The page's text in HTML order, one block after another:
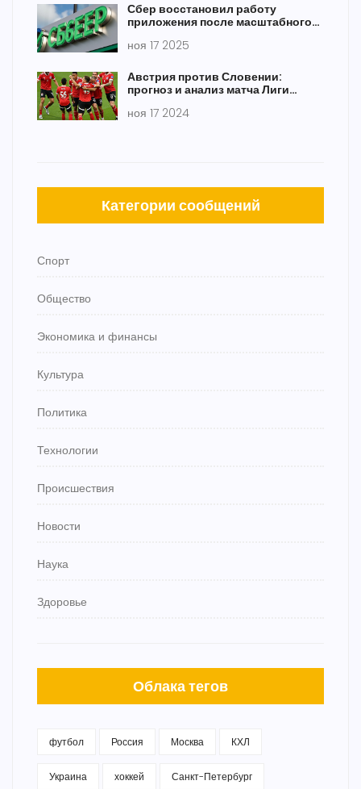
Сбер восстановил работу
приложения после масштабного
клиентов
ноя 17 2025
Австрия против Словении:
прогноз и анализ матча Лиги
года
ноя 17 2024
Категории сообщений
Спорт
Общество
Экономика и финансы
Культура
Политика
Технологии
Происшествия
Новости
Наука
Здоровье
Облака тегов
футбол Россия Москва КХЛ
Украина хоккей Санкт-Петербург